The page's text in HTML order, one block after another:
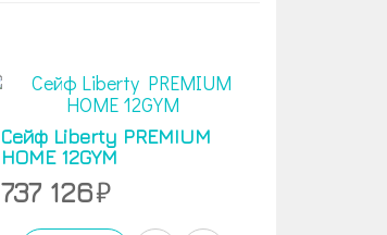
Сейф Liberty PREMIUM
HOME 12GYM
737 126